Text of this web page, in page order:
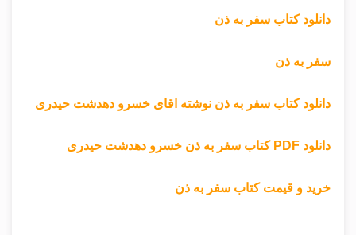
دانلود کتاب سفر به ذن
سفر به ذن
دانلود کتاب سفر به ذن نوشته اقای خسرو دهدشت حیدری
دانلود PDF کتاب سفر به ذن خسرو دهدشت حیدری
خرید و قیمت کتاب سفر به ذن